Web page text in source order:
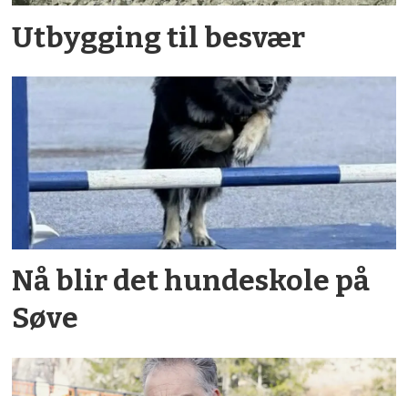
Utbygging til besvær
Nå blir det hundeskole på
Søve